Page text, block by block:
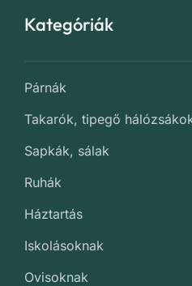
Kategóriák
Párnák
Takarók, tipegő
Sapkák, sálak
Ruhák
Háztartás
Iskolásoknak
Ovisoknak